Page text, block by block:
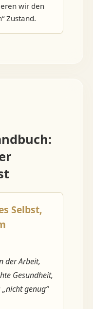
wir den
Zustand.
Selbst,
der Arbeit,
Gesundheit,
genug“